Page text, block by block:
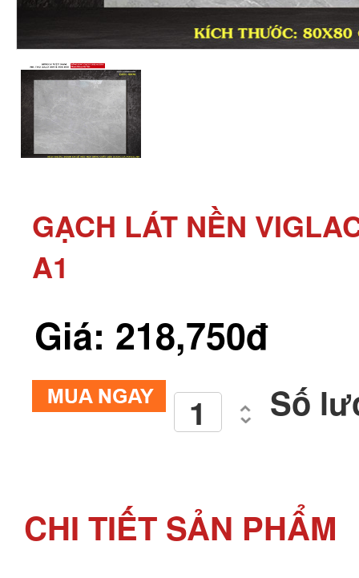
GẠCH LÁT NỀN
A1
Giá: 218,750đ
Số
CHI TIẾT SẢN PHẨM